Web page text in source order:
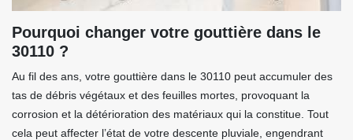
Pourquoi changer votre gouttière dans le
30110 ?
Au fil des ans, votre gouttière dans le 30110 peut accumuler des
tas de débris végétaux et des feuilles mortes, provoquant la
corrosion et la détérioration des matériaux qui la constitue. Tout
cela peut affecter l’état de votre descente pluviale, engendrant